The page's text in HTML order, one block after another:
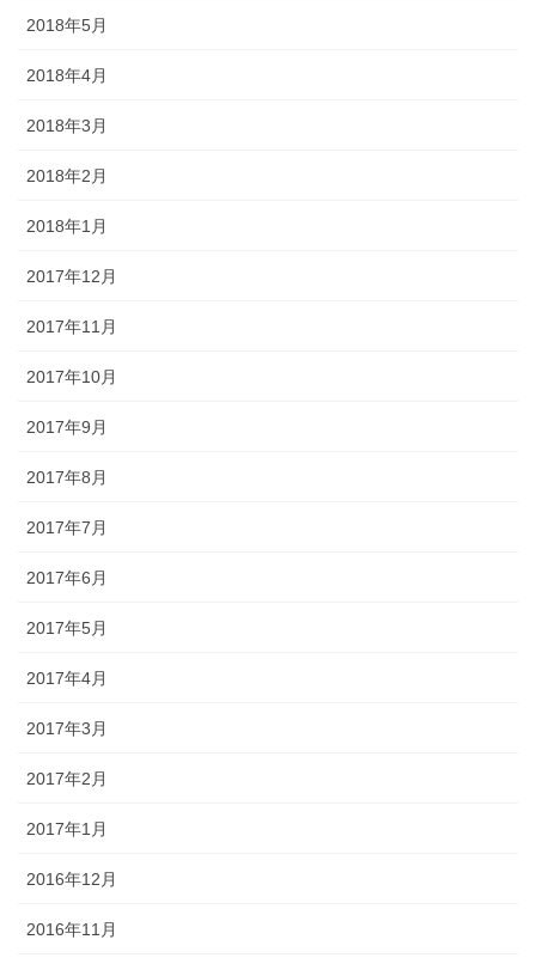
2018年5月
2018年4月
2018年3月
2018年2月
2018年1月
2017年12月
2017年11月
2017年10月
2017年9月
2017年8月
2017年7月
2017年6月
2017年5月
2017年4月
2017年3月
2017年2月
2017年1月
2016年12月
2016年11月